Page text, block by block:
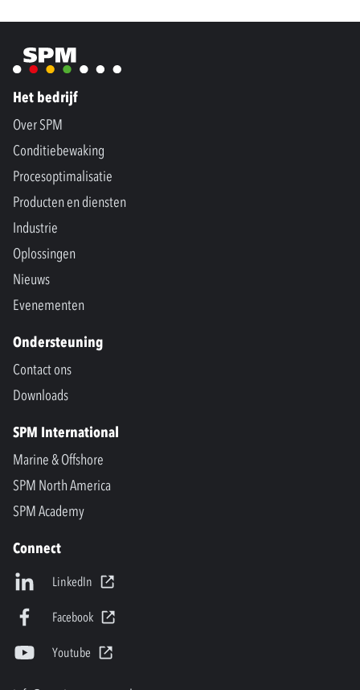
Het bedrijf
Over SPM
Conditiebewaking
Procesoptimalisatie
Producten en diensten
Industrie
Oplossingen
Nieuws
Evenementen
Ondersteuning
Contact ons
Downloads
SPM International
Marine & Offshore
SPM North America
SPM Academy
Connect
LinkedIn
Facebook
Youtube